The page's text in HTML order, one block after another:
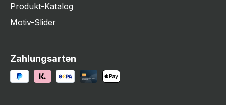
Produkt-Katalog
Motiv-Slider
Zahlungsarten